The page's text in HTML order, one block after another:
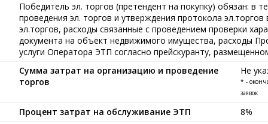
Победитель эл. торгов (претендент на покупку) обязан: в
проведения эл. торгов и утверждения протокола
эл.торгов, расходы связанные с проведением проверки
документа на объект недвижимого имущества, расходы
услуги Оператора ЭТП согласно прейскуранту,
Сумма затрат на организацию и проведение
торгов
Не
* -
заявок
Процент затрат на обслуживание ЭТП
8%